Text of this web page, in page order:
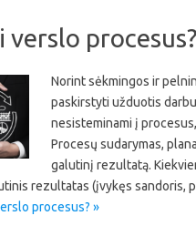
verslo procesus?
Norint sėkmingos ir
paskirstyti užduotis
nesisteminami į
Procesų sudarymas,
galutinį rezultatą.
rezultatas (įvykęs sandoris,
procesus? »